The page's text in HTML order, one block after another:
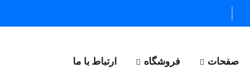
صفحات فروشگاه ارتباط با ما